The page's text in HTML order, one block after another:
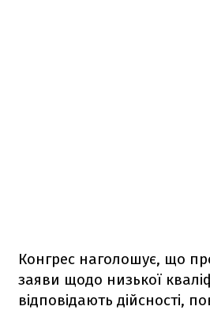
Конгрес наголошує, що
заяви щодо низької
відповідають дійсності,